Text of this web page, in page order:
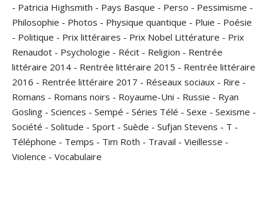
- Patricia Highsmith - Pays Basque - Perso - Pessimisme -
Philosophie - Photos - Physique quantique - Pluie - Poésie
- Politique - Prix littéraires - Prix Nobel Littérature - Prix
Renaudot - Psychologie - Récit - Religion - Rentrée
littéraire 2014 - Rentrée littéraire 2015 - Rentrée littéraire
2016 - Rentrée littéraire 2017 - Réseaux sociaux - Rire -
Romans - Romans noirs - Royaume-Uni - Russie - Ryan
Gosling - Sciences - Sempé - Séries Télé - Sexe - Sexisme -
Société - Solitude - Sport - Suède - Sufjan Stevens - T -
Téléphone - Temps - Tim Roth - Travail - Vieillesse -
Violence - Vocabulaire